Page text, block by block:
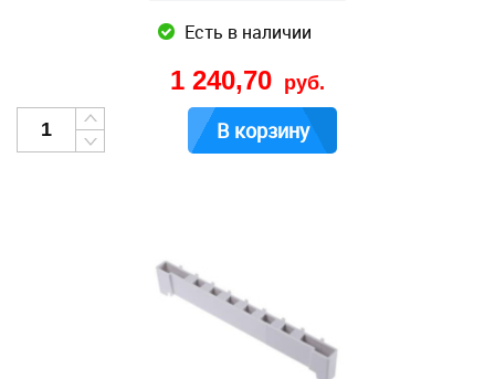
Есть в наличии
1 240,70 руб.
В корзину